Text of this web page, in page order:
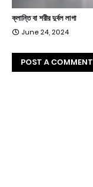
ক্লান্তি বা শরীর দুর্বল লাগা
June 24, 2024
POST A COMMENT